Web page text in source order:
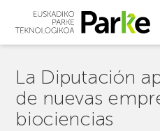
La Diputación
de nuevas
biociencias